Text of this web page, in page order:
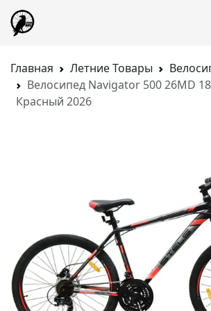
Главная Летние Товары
Велосипед Navigator 500 26MD
Красный 2026